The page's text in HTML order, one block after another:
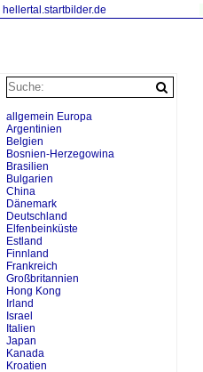
hellertal.startbilder.de
allgemein Europa
Argentinien
Belgien
Bosnien-Herzegowina
Brasilien
Bulgarien
China
Dänemark
Deutschland
Elfenbeinküste
Estland
Finnland
Frankreich
Großbritannien
Hong Kong
Irland
Israel
Italien
Japan
Kanada
Kroatien